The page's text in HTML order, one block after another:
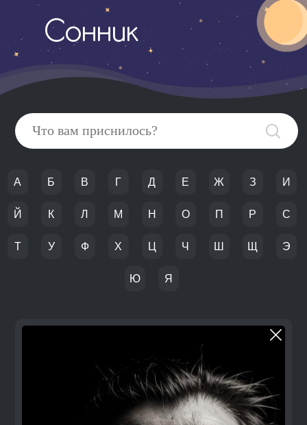
Сонник
А Б В Г Д Е Ж З И
Й К Л М Н О П Р С
Т У Ф Х Ц Ч Ш Щ Э
Ю Я